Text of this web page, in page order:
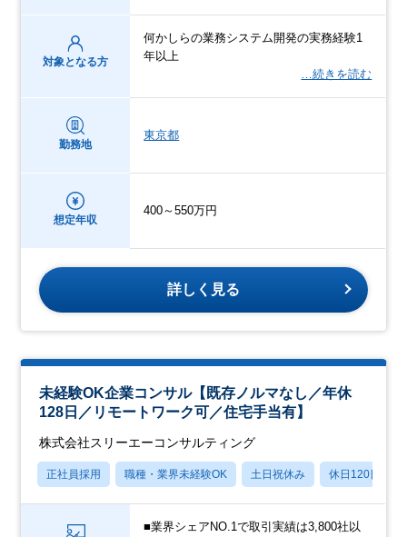
対象となる方
何かしらの業務システム開発の実務経験1
年以上
…続きを読む
勤務地
東京都
想定年収
400～550万円
詳しく見る
未経験OK企業コンサル【既存ノルマなし／年休
128日／リモートワーク可／住宅手当有】
株式会社スリーエーコンサルティング
正社員採用 職種・業界未経験OK 土日祝休み 休日120日以上
■業界シェアNO.1で取引実績は3,800社以